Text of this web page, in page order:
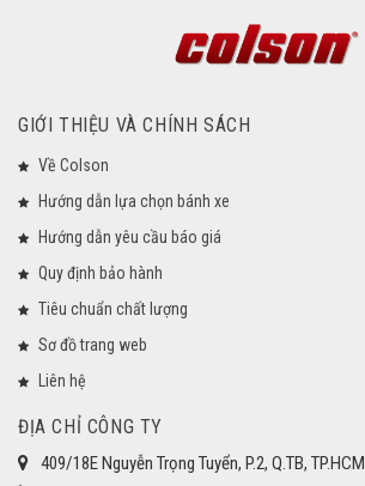
GIỚI THIỆU VÀ CHÍNH SÁCH
Về Colson
Hướng dẫn lựa chọn bánh xe
Hướng dẫn yêu cầu báo giá
Quy định bảo hành
Tiêu chuẩn chất lượng
Sơ đồ trang web
Liên hệ
ĐỊA CHỈ CÔNG TY
409/18E Nguyễn Trọng Tuyển, P.2, Q.TB, TP.HCM